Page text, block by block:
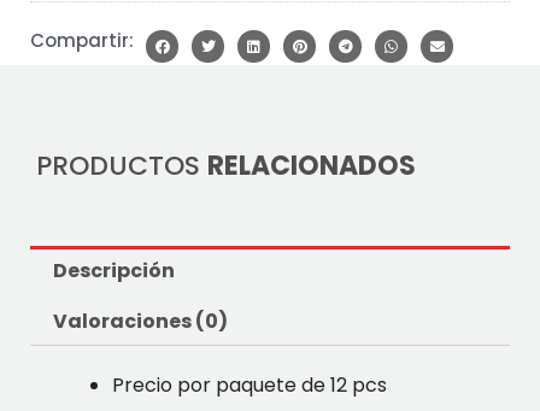
Compartir:
PRODUCTOS RELACIONADOS
Descripción
Valoraciones (0)
Precio por paquete de 12 pcs